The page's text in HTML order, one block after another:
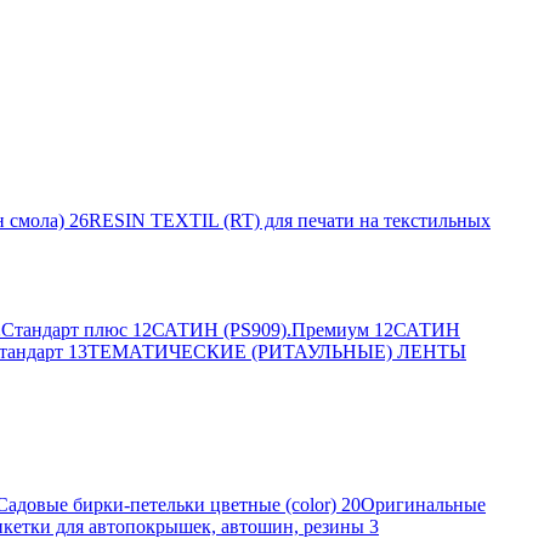
смола) 26RESIN TEXTIL (RT) для печати на текстильных
плюс 12САТИН (PS909).Премиум 12САТИН
13ТЕМАТИЧЕСКИЕ (РИТАУЛЬНЫЕ) ЛЕНТЫ
бирки-петельки цветные (color) 20Оригинальные
для автопокрышек, автошин, резины 3